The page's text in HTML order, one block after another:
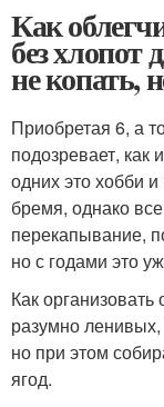
Как
без
не копать,
Приобретая 6, а
подозревает, как
одних это хобби
бремя, однако
перекапывание,
но с годами это
Как
разумно ленивых,
но при этом
ягод.